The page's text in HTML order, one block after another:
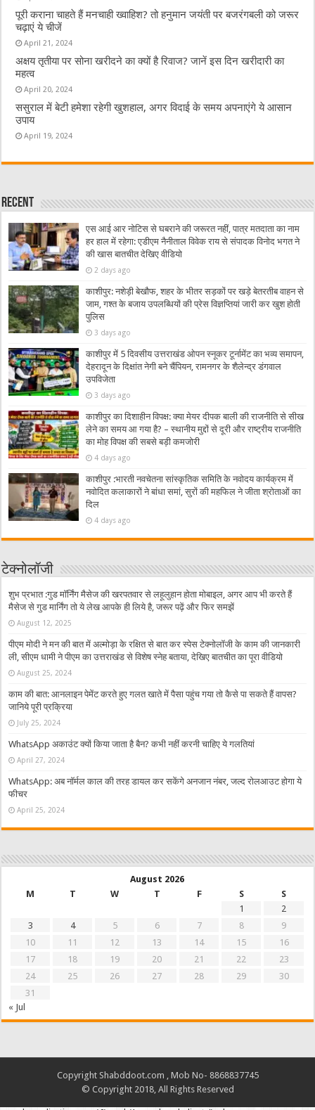
पूरी कराना चाहते हैं मनचाही ख्वाहिश? तो हनुमान जयंती पर बजरंगबली को जरूर
चढ़ाएं ये चीजें
April 21, 2024
अक्षय तृतीया पर सोना खरीदने का क्यों है रिवाज? जानें इस दिन खरीदारी का
महत्व
April 20, 2024
ससुराल में बेटी हमेशा रहेगी खुशहाल, अगर विदाई के समय अपनाएंगे ये आसान
उपाय
April 19, 2024
Recent
एस आई आर नोटिस से घबराने की जरूरत नहीं, पात्र मतदाता का नाम
हर हाल में रहेगा: एडीएम नैनीताल विवेक राय से संपादक विनोद भगत ने
की खास बातचीत देखिए वीडियो
2 days ago
काशीपुर: नशेड़ी बेखौफ, शहर के भीतर सड़कों पर खड़े बेतरतीब वाहन से
जाम, गश्त के बजाय उपलब्धियों की प्रेस विज्ञप्तियां जारी कर खुश होती
पुलिस
3 days ago
काशीपुर में 5 दिवसीय उत्तराखंड ओपन स्नूकर टूर्नामेंट का भव्य समापन,
देहरादून के दिक्षांत नेगी बने चैंपियन, रामनगर के शैलेन्द्र डंगवाल
उपविजेता
3 days ago
काशीपुर का दिशाहीन विपक्ष: क्या मेयर दीपक बाली की राजनीति से सीख
लेने का समय आ गया है? – स्थानीय मुद्दों से दूरी और राष्ट्रीय राजनीति
का मोह विपक्ष की सबसे बड़ी कमजोरी
4 days ago
काशीपुर :भारती नवचेतना सांस्कृतिक समिति के नवोदय कार्यक्रम में
नवोदित कलाकारों ने बांधा समां, सुरों की महफिल ने जीता श्रोताओं का
दिल
4 days ago
टेक्नोलॉजी
शुभ प्रभात :गुड मॉर्निंग मैसेज की खरपतवार से लहूलुहान होता मोबाइल, अगर आप भी करते हैं
मैसेज से गुड मार्निंग तो ये लेख आपके ही लिये है, जरूर पढ़ें और फिर समझें
August 12, 2025
पीएम मोदी ने मन की बात में अल्मोड़ा के रक्षित से बात कर स्पेस टेक्नोलॉजी के काम की जानकारी
ली, सीएम धामी ने पीएम का उत्तराखंड से विशेष स्नेह बताया, देखिए बातचीत का पूरा वीडियो
August 25, 2024
काम की बात: आनलाइन पेमेंट करते हुए गलत खाते में पैसा पहुंच गया तो कैसे पा सकते हैं वापस?
जानिये पूरी प्रक्रिया
July 25, 2024
WhatsApp अकाउंट क्यों किया जाता है बैन? कभी नहीं करनी चाहिए ये गलतियां
April 27, 2024
WhatsApp: अब नॉर्मल काल की तरह डायल कर सकेंगे अनजान नंबर, जल्द रोलआउट होगा ये
फीचर
April 25, 2024
August 2026
M
T W T F S
S
1
2
3
4 5 6 7 8
9
10
11 12 13 14 15
16
17
18 19 20 21 22
23
24
25 26 27 28 29
30
31
« Jul
Copyright Shabddoot.com , Mob No- 8868837745
© Copyright 2018, All Rights Reserved